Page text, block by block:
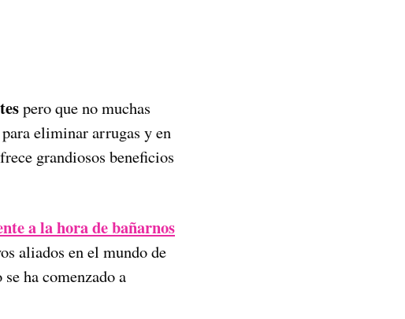
pero que no muchas
eliminar arrugas y en
grandiosos beneficios
a la hora de bañarnos
aliados en el mundo de
ha comenzado a